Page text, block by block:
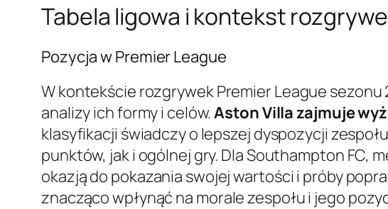
Tabela ligowa i kontekst
Pozycja w Premier League
W kontekście rozgrywek Premier League
analizy ich formy i celów.Aston Villa zajmuje
klasyfikacji świadczy o lepszej dyspozycji
punktów, jak i ogólnej gry. Dla Southampton FC,
okazją do pokazania swojej wartości i próby
znacząco wpłynąć na morale zespołu i jego